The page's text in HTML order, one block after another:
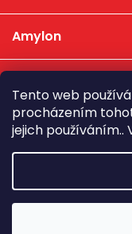
Tento web
procházením
jejich
Amylon
Důležité